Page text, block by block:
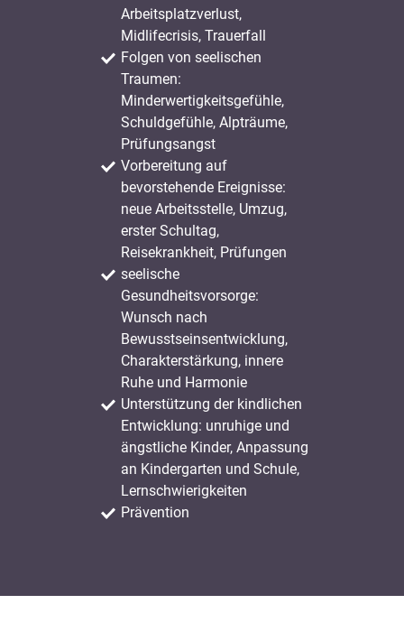
Arbeitsplatzverlust,
Midlifecrisis, Trauerfall
Folgen von seelischen
Traumen:
Minderwertigkeitsgefühle,
Schuldgefühle, Alpträume,
Prüfungsangst
Vorbereitung auf
bevorstehende Ereignisse:
neue Arbeitsstelle, Umzug,
erster Schultag,
Reisekrankheit, Prüfungen
seelische
Gesundheitsvorsorge:
Wunsch nach
Bewusstseinsentwicklung,
Charakterstärkung, innere
Ruhe und Harmonie
Unterstützung der kindlichen
Entwicklung: unruhige und
ängstliche Kinder, Anpassung
an Kindergarten und Schule,
Lernschwierigkeiten
Prävention